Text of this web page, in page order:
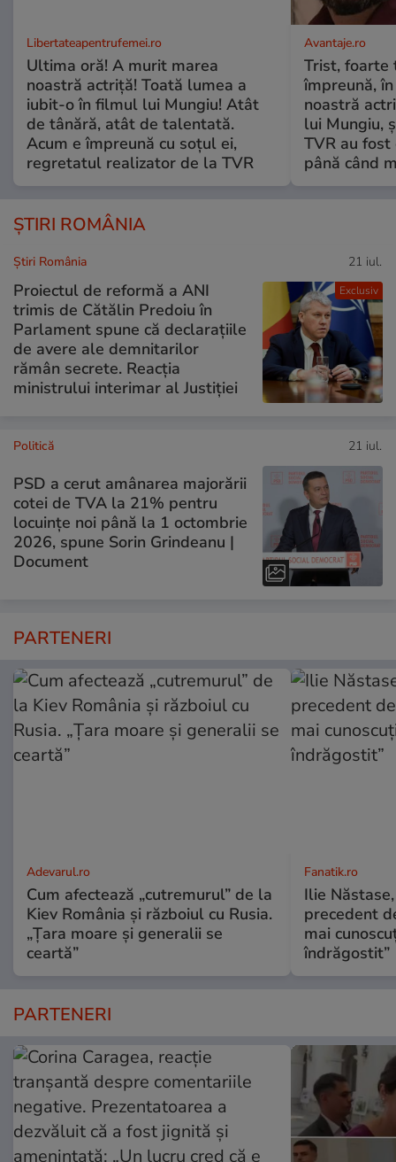
Libertateapentrufemei.ro
Ultima oră! A murit marea
noastră actriță! Toată lumea a
iubit-o în filmul lui Mungiu! Atât
de tânără, atât de talentată.
Acum e împreună cu soțul ei,
regretatul realizator de la TVR
Avantaje.ro
Trist, foarte
împreună,
noastră
lui Mungiu,
TVR au
până când
ȘTIRI ROMÂNIA
Exclusiv
Știri România 21 iul.
Proiectul de reformă a ANI
trimis de Cătălin Predoiu în
Parlament spune că declarațiile
de avere ale demnitarilor
rămân secrete. Reacția
ministrului interimar al Justiției
Politică 21 iul.
PSD a cerut amânarea majorării
cotei de TVA la 21% pentru
locuințe noi până la 1 octombrie
2026, spune Sorin Grindeanu |
Document
PARTENERI
Adevarul.ro
Cum afectează „cutremurul” de la
Kiev România și războiul cu Rusia.
„Țara moare și generalii se
ceartă”
Fanatik.ro
Ilie
precedent
mai
îndrăgostit”
PARTENERI